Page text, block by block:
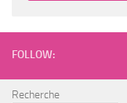
FOLLOW:
Recherche